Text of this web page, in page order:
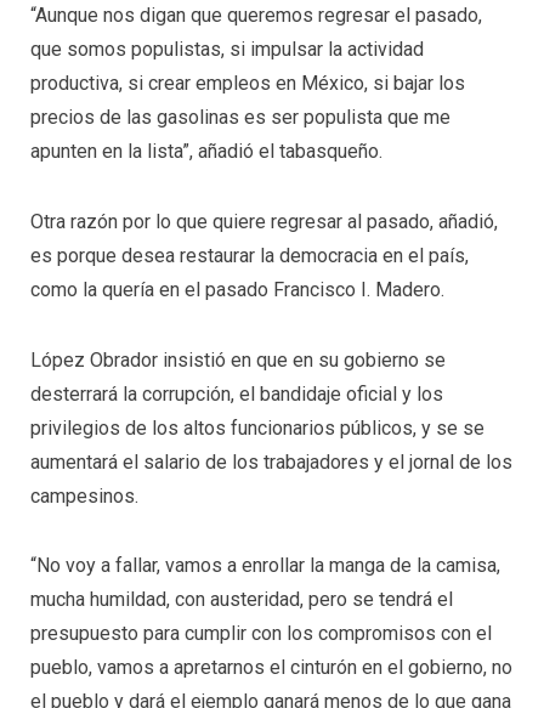
“Aunque nos digan que queremos regresar el pasado,
que somos populistas, si impulsar la actividad
productiva, si crear empleos en México, si bajar los
precios de las gasolinas es ser populista que me
apunten en la lista”, añadió el tabasqueño.
Otra razón por lo que quiere regresar al pasado, añadió,
es porque desea restaurar la democracia en el país,
como la quería en el pasado Francisco I. Madero.
López Obrador insistió en que en su gobierno se
desterrará la corrupción, el bandidaje oficial y los
privilegios de los altos funcionarios públicos, y se se
aumentará el salario de los trabajadores y el jornal de los
campesinos.
“No voy a fallar, vamos a enrollar la manga de la camisa,
mucha humildad, con austeridad, pero se tendrá el
presupuesto para cumplir con los compromisos con el
pueblo, vamos a apretarnos el cinturón en el gobierno, no
el pueblo y dará el ejemplo ganará menos de lo que gana